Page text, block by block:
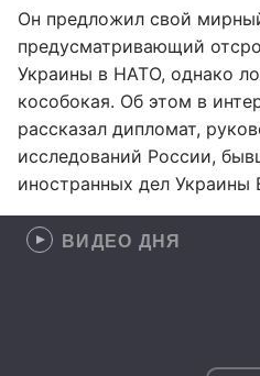
Он предложил свой
предусматривающий
Украины в НАТО, однако
кособокая. Об этом в
рассказал дипломат,
исследований России,
иностранных дел Украины
ВИДЕО ДНЯ